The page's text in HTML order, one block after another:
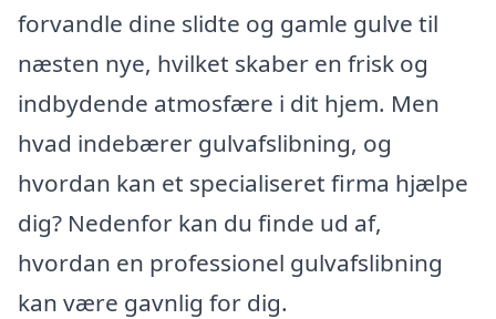
forvandle dine slidte og gamle gulve til
næsten nye, hvilket skaber en frisk og
indbydende atmosfære i dit hjem. Men
hvad indebærer gulvafslibning, og
hvordan kan et specialiseret firma hjælpe
dig? Nedenfor kan du finde ud af,
hvordan en professionel gulvafslibning
kan være gavnlig for dig.